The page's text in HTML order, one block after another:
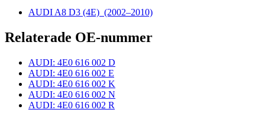
AUDI A8 D3 (4E) (2002–2010)
Relaterade OE-nummer
AUDI: 4E0 616 002 D
AUDI: 4E0 616 002 E
AUDI: 4E0 616 002 K
AUDI: 4E0 616 002 N
AUDI: 4E0 616 002 R